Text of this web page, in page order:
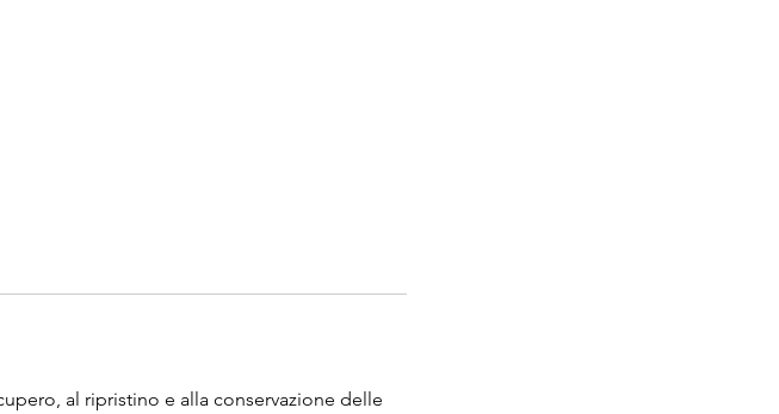
al ripristino e alla conservazione delle